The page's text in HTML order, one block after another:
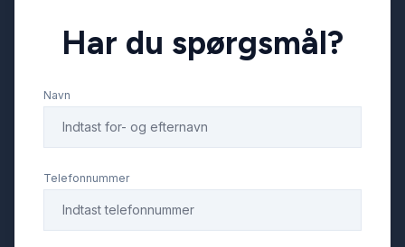
Har du spørgsmål?
Navn
Telefonnummer